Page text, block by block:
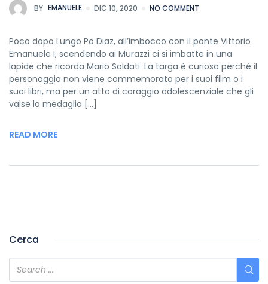
BY EMANUELE DIC 10, 2020 NO COMMENT
Poco dopo Lungo Po Diaz, all’imbocco con il ponte Vittorio
Emanuele I, scendendo ai Murazzi ci si imbatte in una
lapide che ricorda Mario Soldati. La targa è curiosa perché il
personaggio non viene commemorato per i suoi film o i
suoi libri, ma per un atto di coraggio adolescenziale che gli
valse la medaglia […]
READ MORE
Cerca